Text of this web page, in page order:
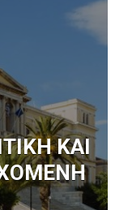
ΚΑΙ